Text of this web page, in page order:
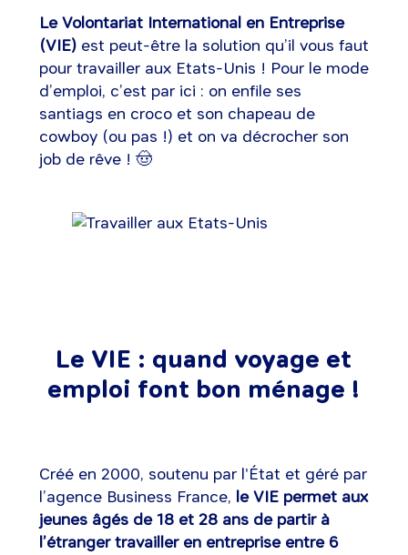
Le Volontariat International en Entreprise
(VIE)est peut-être la solution qu’il vous faut
pour travailler aux Etats-Unis ! Pour le mode
d’emploi, c’est par ici : on enfile ses
santiags en croco et son chapeau de
cowboy (ou pas !) et on va décrocher son
job de rêve ! 🤠
Le VIE : quand voyage et
emploi font bon ménage !
Créé en 2000, soutenu par l'État et géré par
l’agence Business France, le VIE permet aux
jeunes âgés de 18 et 28 ans de partir à
l’étranger travailler en entreprise entre 6